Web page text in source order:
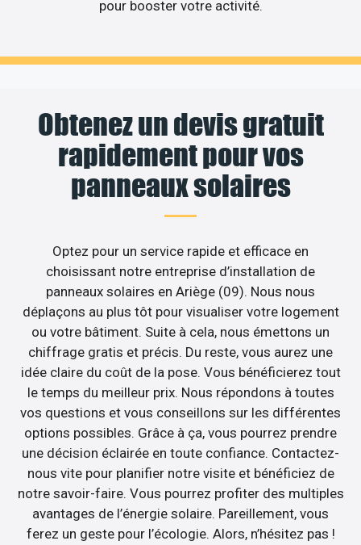
pour booster votre activité.
Obtenez un devis gratuit
rapidement pour vos
panneaux solaires
Optez pour un service rapide et efficace en
choisissant notre entreprise d’installation de
panneaux solaires en Ariège (09). Nous nous
déplaçons au plus tôt pour visualiser votre logement
ou votre bâtiment. Suite à cela, nous émettons un
chiffrage gratis et précis. Du reste, vous aurez une
idée claire du coût de la pose. Vous bénéficierez tout
le temps du meilleur prix. Nous répondons à toutes
vos questions et vous conseillons sur les différentes
options possibles. Grâce à ça, vous pourrez prendre
une décision éclairée en toute confiance. Contactez-
nous vite pour planifier notre visite et bénéficiez de
notre savoir-faire. Vous pourrez profiter des multiples
avantages de l’énergie solaire. Pareillement, vous
ferez un geste pour l’écologie. Alors, n’hésitez pas !